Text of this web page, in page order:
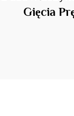
Gięcia